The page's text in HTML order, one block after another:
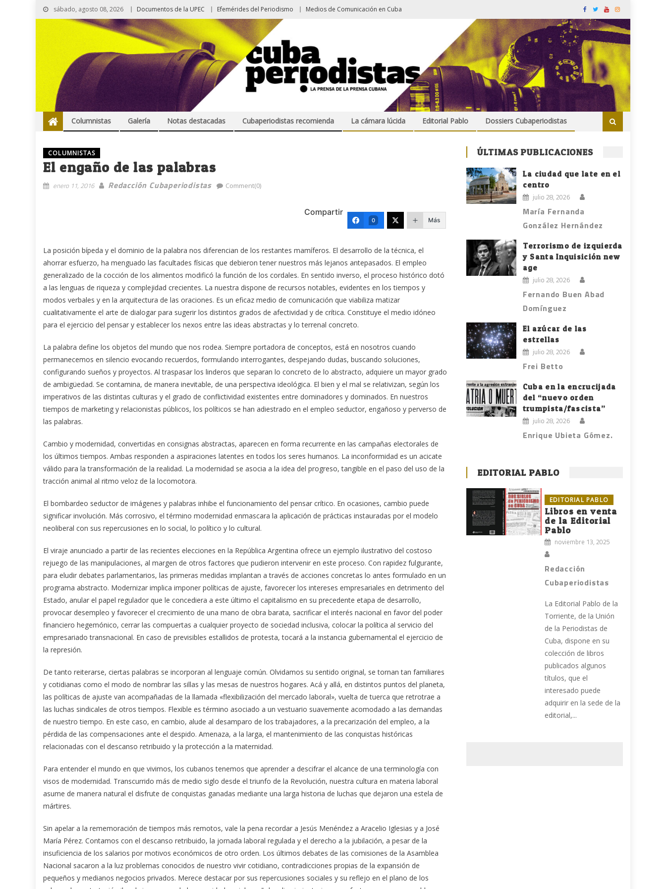
sábado, agosto 08, 2026 Documentos de la UPEC Efemérides del Periodismo Medios de Comunicación en Cuba
Columnistas Galería Notas destacadas Cubaperiodistas recomienda La cámara lúcida Editorial Pablo Dossiers Cubaperiodistas
COLUMNISTAS
El engaño de las palabras
enero 11, 2016 Redacción Cubaperiodistas Comment(0)
Compartir
0 Más
La posición bípeda y el dominio de la palabra nos diferencian de los restantes mamíferos. El desarrollo de la técnica, el
ahorrar esfuerzo, ha menguado las facultades físicas que debieron tener nuestros más lejanos antepasados. El empleo
generalizado de la cocción de los alimentos modificó la función de los cordales. En sentido inverso, el proceso histórico dotó
a las lenguas de riqueza y complejidad crecientes. La nuestra dispone de recursos notables, evidentes en los tiempos y
modos verbales y en la arquitectura de las oraciones. Es un eficaz medio de comunicación que viabiliza matizar
cualitativamente el arte de dialogar para sugerir los distintos grados de afectividad y de crítica. Constituye el medio idóneo
para el ejercicio del pensar y establecer los nexos entre las ideas abstractas y lo terrenal concreto.
La palabra define los objetos del mundo que nos rodea. Siempre portadora de conceptos, está en nosotros cuando
permanecemos en silencio evocando recuerdos, formulando interrogantes, despejando dudas, buscando soluciones,
configurando sueños y proyectos. Al traspasar los linderos que separan lo concreto de lo abstracto, adquiere un mayor grado
de ambigüedad. Se contamina, de manera inevitable, de una perspectiva ideológica. El bien y el mal se relativizan, según los
imperativos de las distintas culturas y el grado de conflictividad existentes entre dominadores y dominados. En nuestros
tiempos de marketing y relacionistas públicos, los políticos se han adiestrado en el empleo seductor, engañoso y perverso de
las palabras.
Cambio y modernidad, convertidas en consignas abstractas, aparecen en forma recurrente en las campañas electorales de
los últimos tiempos. Ambas responden a aspiraciones latentes en todos los seres humanos. La inconformidad es un acicate
válido para la transformación de la realidad. La modernidad se asocia a la idea del progreso, tangible en el paso del uso de la
tracción animal al ritmo veloz de la locomotora.
El bombardeo seductor de imágenes y palabras inhibe el funcionamiento del pensar crítico. En ocasiones, cambio puede
significar involución. Más corrosivo, el término modernidad enmascara la aplicación de prácticas instauradas por el modelo
neoliberal con sus repercusiones en lo social, lo político y lo cultural.
El viraje anunciado a partir de las recientes elecciones en la República Argentina ofrece un ejemplo ilustrativo del costoso
rejuego de las manipulaciones, al margen de otros factores que pudieron intervenir en este proceso. Con rapidez fulgurante,
para eludir debates parlamentarios, las primeras medidas implantan a través de acciones concretas lo antes formulado en un
programa abstracto. Modernizar implica imponer políticas de ajuste, favorecer los intereses empresariales en detrimento del
Estado, anular el papel regulador que le concediera a este último el capitalismo en su precedente etapa de desarrollo,
provocar desempleo y favorecer el crecimiento de una mano de obra barata, sacrificar el interés nacional en favor del poder
financiero hegemónico, cerrar las compuertas a cualquier proyecto de sociedad inclusiva, colocar la política al servicio del
empresariado transnacional. En caso de previsibles estallidos de protesta, tocará a la instancia gubernamental el ejercicio de
la represión.
De tanto reiterarse, ciertas palabras se incorporan al lenguaje común. Olvidamos su sentido original, se tornan tan familiares
y cotidianas como el modo de nombrar las sillas y las mesas de nuestros hogares. Acá y allá, en distintos puntos del planeta,
las políticas de ajuste van acompañadas de la llamada «flexibilización del mercado laboral», vuelta de tuerca que retrotrae a
las luchas sindicales de otros tiempos. Flexible es término asociado a un vestuario suavemente acomodado a las demandas
de nuestro tiempo. En este caso, en cambio, alude al desamparo de los trabajadores, a la precarización del empleo, a la
pérdida de las compensaciones ante el despido. Amenaza, a la larga, el mantenimiento de las conquistas históricas
relacionadas con el descanso retribuido y la protección a la maternidad.
Para entender el mundo en que vivimos, los cubanos tenemos que aprender a descifrar el alcance de una terminología con
visos de modernidad. Transcurrido más de medio siglo desde el triunfo de la Revolución, nuestra cultura en materia laboral
asume de manera natural el disfrute de conquistas ganadas mediante una larga historia de luchas que dejaron una estela de
mártires.
Sin apelar a la rememoración de tiempos más remotos, vale la pena recordar a Jesús Menéndez a Aracelio Iglesias y a José
María Pérez. Contamos con el descanso retribuido, la jornada laboral regulada y el derecho a la jubilación, a pesar de la
insuficiencia de los salarios por motivos económicos de otro orden. Los últimos debates de las comisiones de la Asamblea
Nacional sacaron a la luz problemas conocidos de nuestro vivir cotidiano, contradicciones propias de la expansión de
pequeños y medianos negocios privados. Merece destacar por sus repercusiones sociales y su reflejo en el plano de los
ÚLTIMAS PUBLICACIONES
La ciudad que late en el
centro
julio 28, 2026
María Fernanda
González Hernández
Terrorismo de izquierda
y Santa Inquisición new
age
julio 28, 2026
Fernando Buen Abad
Domínguez
El azúcar de las
estrellas
julio 28, 2026
Frei Betto
Cuba en la encrucijada
del “nuevo orden
trumpista/fascista”
julio 28, 2026
Enrique Ubieta Gómez.
EDITORIAL PABLO
EDITORIAL PABLO
Libros en venta
de la Editorial
Pablo
noviembre 13, 2025
Redacción
Cubaperiodistas
La Editorial Pablo de la
Torriente, de la Unión
de la Periodistas de
Cuba, dispone en su
colección de libros
publicados algunos
títulos, que el
interesado puede
adquirir en la sede de la
editorial,...